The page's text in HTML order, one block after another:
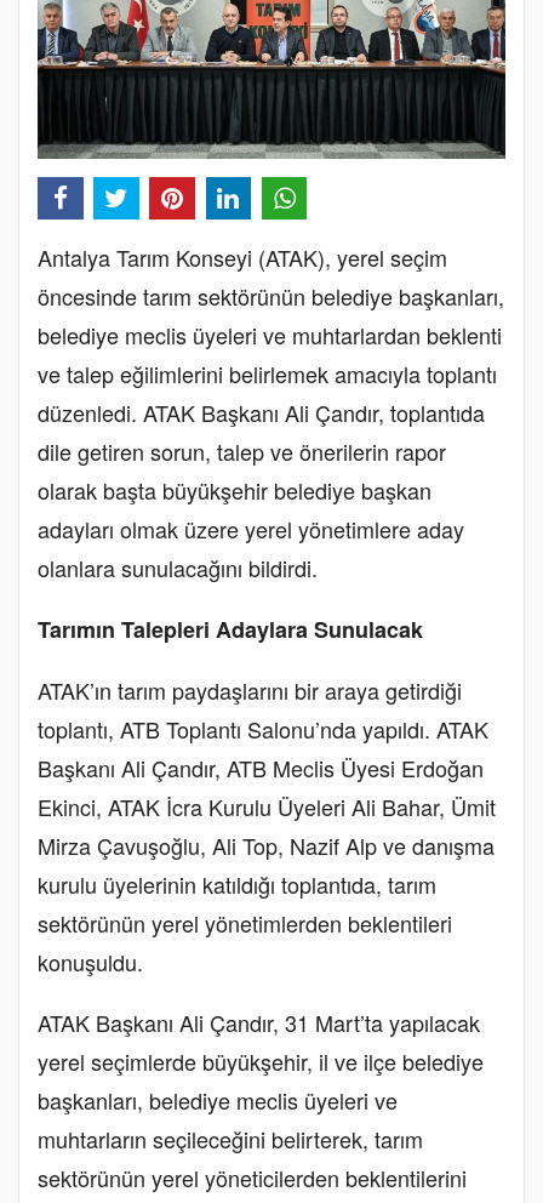
Antalya Tarım Konseyi (ATAK), yerel seçim
öncesinde tarım sektörünün belediye başkanları,
belediye meclis üyeleri ve muhtarlardan beklenti
ve talep eğilimlerini belirlemek amacıyla toplantı
düzenledi. ATAK Başkanı Ali Çandır, toplantıda
dile getiren sorun, talep ve önerilerin rapor
olarak başta büyükşehir belediye başkan
adayları olmak üzere yerel yönetimlere aday
olanlara sunulacağını bildirdi.
Tarımın Talepleri Adaylara Sunulacak
ATAK’ın tarım paydaşlarını bir araya getirdiği
toplantı, ATB Toplantı Salonu’nda yapıldı. ATAK
Başkanı Ali Çandır, ATB Meclis Üyesi Erdoğan
Ekinci, ATAK İcra Kurulu Üyeleri Ali Bahar, Ümit
Mirza Çavuşoğlu, Ali Top, Nazif Alp ve danışma
kurulu üyelerinin katıldığı toplantıda, tarım
sektörünün yerel yönetimlerden beklentileri
konuşuldu.
ATAK Başkanı Ali Çandır, 31 Mart’ta yapılacak
yerel seçimlerde büyükşehir, il ve ilçe belediye
başkanları, belediye meclis üyeleri ve
muhtarların seçileceğini belirterek, tarım
sektörünün yerel yöneticilerden beklentilerini